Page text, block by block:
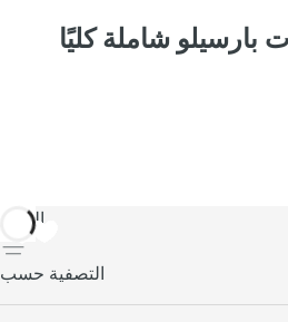
بارسيلو شاملة كليًا
العودة
التصفية حسب